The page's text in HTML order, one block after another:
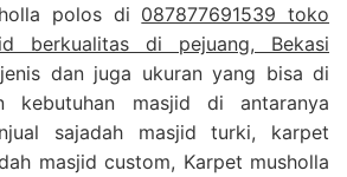
polos di 087877691539 toko
berkualitas di pejuang, Bekasi
dan juga ukuran yang bisa di
kebutuhan masjid di antaranya
sajadah masjid turki, karpet
masjid custom, Karpet musholla